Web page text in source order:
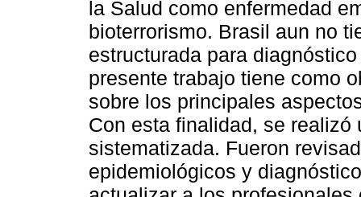
la Salud como enfermedad
bioterrorismo. Brasil aun no
estructurada para
presente trabajo tiene como
sobre los principales
Con esta finalidad, se
sistematizada. Fueron
epidemiológicos y